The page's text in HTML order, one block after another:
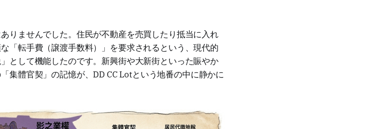
りませんでした。住民が不動産を売買したり抵当に入れ
「転手費（譲渡手数料）」を要求されるという、現代的
として機能したのです。新興街や大新街といった賑やか
集體官契」の記憶が、DD CC Lotという地番の中に静かに